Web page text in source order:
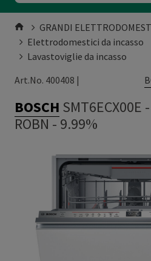
GRANDI
Elettrodomestici da incasso
Lavastoviglie da incasso
Art.No. 400408 |
BOSCH SMT6ECX00E -
ROBN - 9.99%